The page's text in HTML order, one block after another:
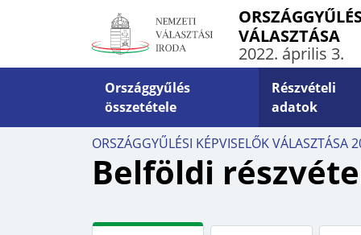
VÁLASZTÁSA
2022. április 3.
Országgyűlés
összetétele
Részvételi
adatok
ÁLTALÁNOS INFORMÁCIÓK
Határidők, határnapok
ORSZÁGGYŰLÉSI KÉPVISELŐK VÁLASZTÁSA
Belföldi